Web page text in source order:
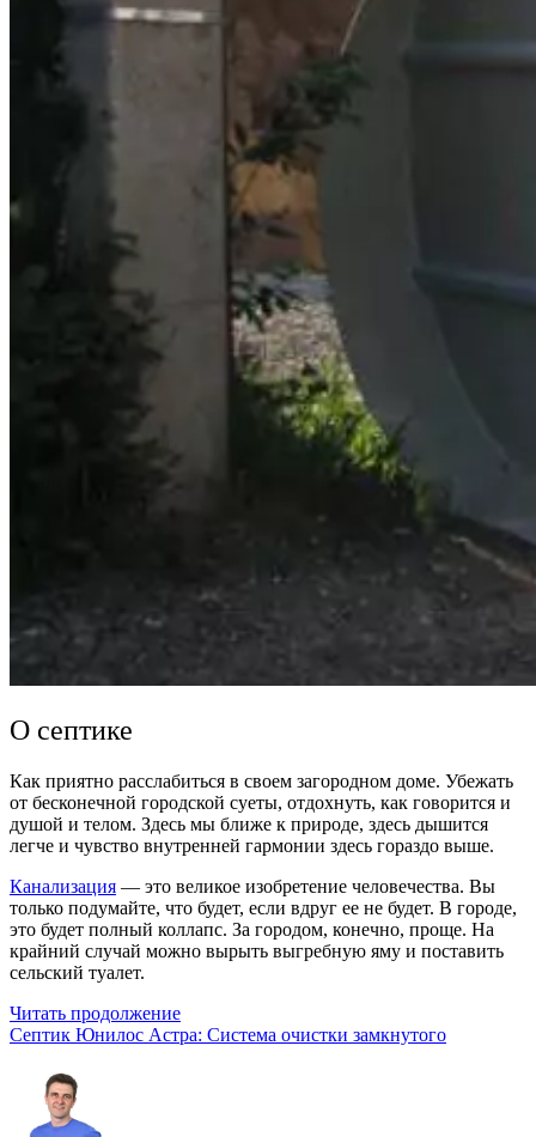
О септике
Как приятно расслабиться в своем загородном доме. Убежать
от бесконечной городской суеты, отдохнуть, как говорится и
душой и телом. Здесь мы ближе к природе, здесь дышится
легче и чувство внутренней гармонии здесь гораздо выше.
Канализация — это великое изобретение человечества. Вы
только подумайте, что будет, если вдруг ее не будет. В городе,
это будет полный коллапс. За городом, конечно, проще. На
крайний случай можно вырыть выгребную яму и поставить
сельский туалет.
Читать продолжение
Септик Юнилос Астра: Система очистки замкнутого